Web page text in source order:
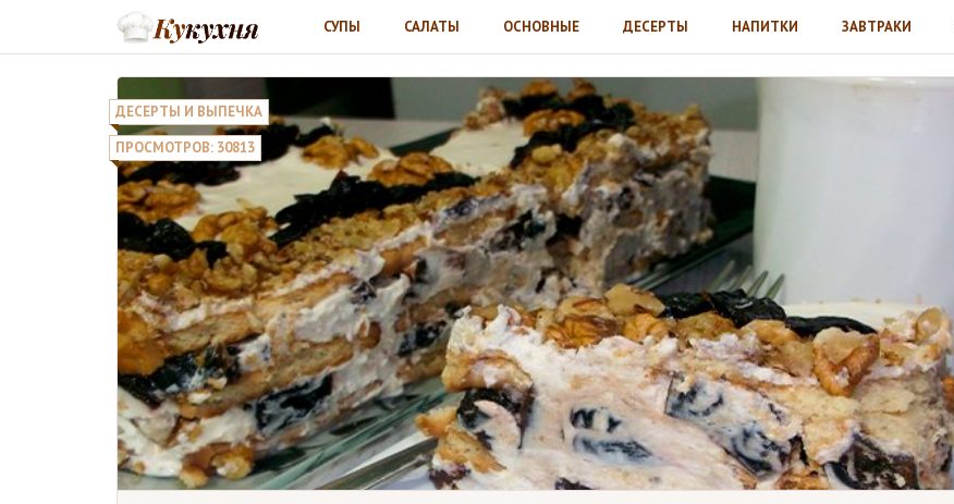
СУПЫ САЛАТЫ ОСНОВНЫЕ ДЕСЕРТЫ НАПИТКИ ЗАВТРАКИ
ДЕСЕРТЫ И ВЫПЕЧКА
ПРОСМОТРОВ: 30813